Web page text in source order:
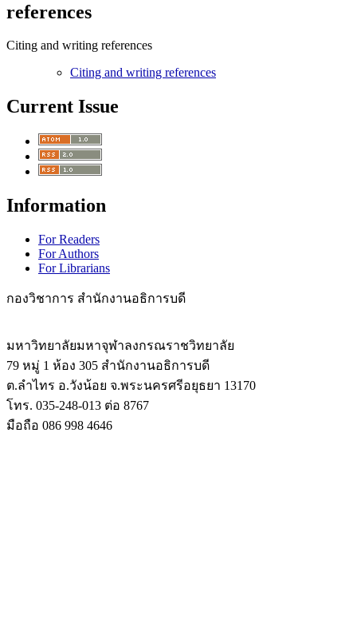
references
Citing and writing references
Citing and writing references
Current Issue
Information
For Readers
For Authors
For Librarians
กองวิชาการ สำนักงานอธิการบดี
มหาวิทยาลัยมหาจุฬาลงกรณราชวิทยาลัย
79 หมู่ 1 ห้อง 305 สำนักงานอธิการบดี
ต.ลำไทร อ.วังน้อย จ.พระนครศรีอยุธยา 13170
โทร. 035-248-013 ต่อ 8767
มือถือ 086 998 4646